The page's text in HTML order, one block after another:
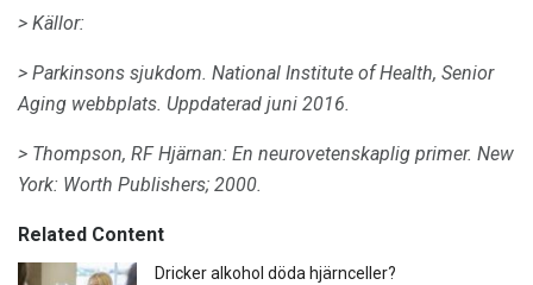
> Källor:
> Parkinsons sjukdom. National Institute of Health, Senior
Aging webbplats. Uppdaterad juni 2016.
> Thompson, RFHjärnan: En neurovetenskaplig primer. New
York: Worth Publishers; 2000.
Related Content
Dricker alkohol döda hjärnceller?